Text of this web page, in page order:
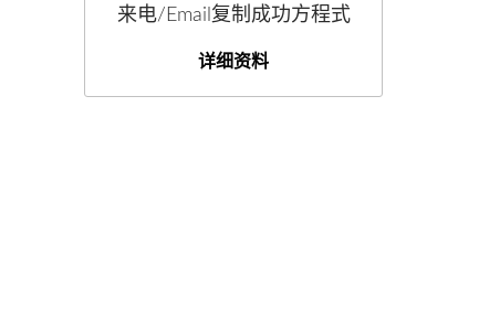
来电/Email复制成功方程式
详细资料